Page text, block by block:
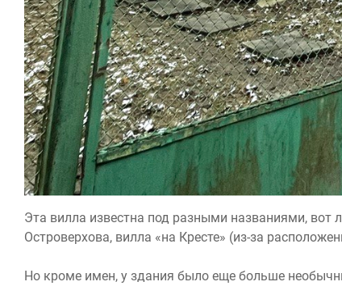
Эта вилла известна под разными названиями, вот
Островерхова, вилла «на Кресте» (из-за
Но кроме имен, у здания было еще больше